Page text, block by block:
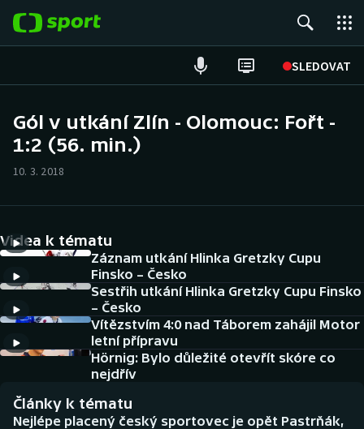
SLEDOVAT
Hokej
Cyklistika
DALŠÍ SPORTY
Americký fotbal
Baseball a softbal
Basketbal
NEPŘEHLÉDNĚTE
Historické návraty
Gól v utkání Zlín - Olomouc: Fořt -
1:2 (56. min.)
10. 3. 2018
Videa k tématu
Záznam utkání Hlinka Gretzky Cupu
Finsko – Česko
Sestřih utkání Hlinka Gretzky Cupu Finsko
– Česko
Vítězstvím 4:0 nad Táborem zahájil Motor
letní přípravu
Hörnig: Bylo důležité otevřít skóre co
nejdřív
Články k tématu
Nejlépe placený český sportovec je opět Pastrňák,